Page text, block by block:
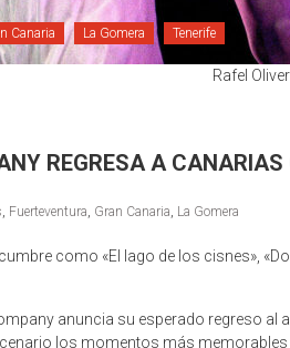
Canaria La Gomera Tenerife
Rafel Oliver
REGRESA A
, Fuerteventura, Gran Canaria, La Gomera
como «El lago de los cisnes»,
anuncia su esperado regreso
los momentos más memorables